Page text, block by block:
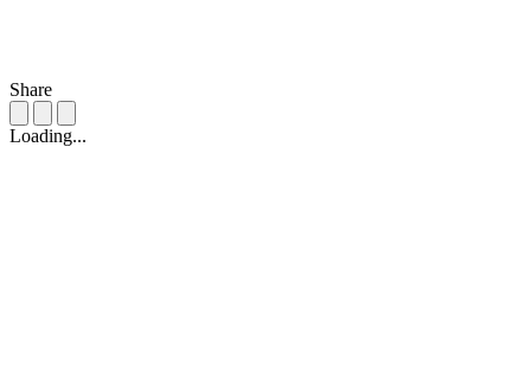
Share
Loading...